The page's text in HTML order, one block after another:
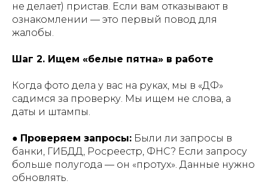
не делает) пристав. Если вам отказывают в
ознакомлении — это первый повод для
жалобы.
Шаг 2. Ищем «белые пятна» в работе
Когда фото дела у вас на руках, мы в «ДФ»
садимся за проверку. Мы ищем не слова, а
даты и штампы.
● Проверяем запросы: Были ли запросы в
банки, ГИБДД, Росреестр, ФНС? Если запросу
больше полугода — он «протух». Данные нужно
обновлять.